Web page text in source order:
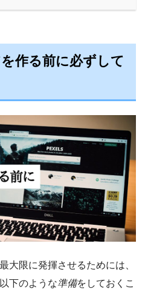
作る前に必ずして
大限に発揮させるためには、
下のような準備をしておくこ